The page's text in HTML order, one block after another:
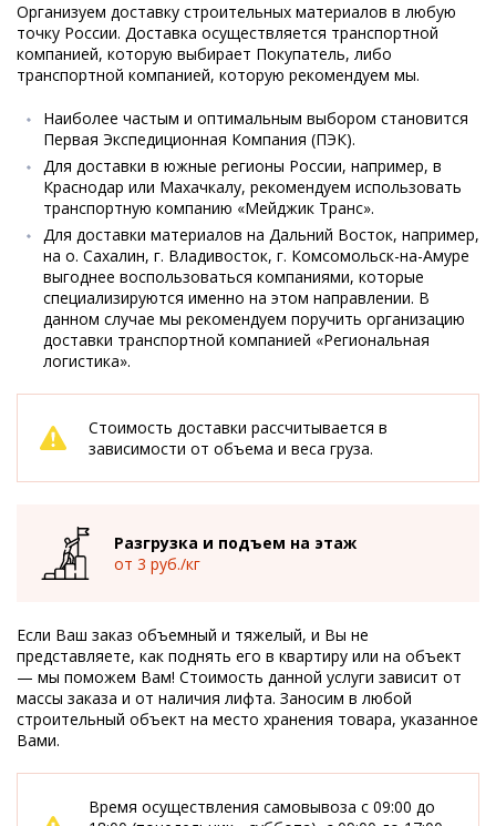
Организуем доставку строительных материалов в любую
точку России. Доставка осуществляется транспортной
компанией, которую выбирает Покупатель, либо
транспортной компанией, которую рекомендуем мы.
Наиболее частым и оптимальным выбором становится
Первая Экспедиционная Компания (ПЭК).
Для доставки в южные регионы России, например, в
Краснодар или Махачкалу, рекомендуем использовать
транспортную компанию «Мейджик Транс».
Для доставки материалов на Дальний Восток, например,
на о. Сахалин, г. Владивосток, г. Комсомольск-на-Амуре
выгоднее воспользоваться компаниями, которые
специализируются именно на этом направлении. В
данном случае мы рекомендуем поручить организацию
доставки транспортной компанией «Региональная
логистика».
Стоимость доставки рассчитывается в
зависимости от объема и веса груза.
Разгрузка и подъем на этаж
от 3 руб./кг
Если Ваш заказ объемный и тяжелый, и Вы не
представляете, как поднять его в квартиру или на объект
— мы поможем Вам! Стоимость данной услуги зависит от
массы заказа и от наличия лифта. Заносим в любой
строительный объект на место хранения товара, указанное
Вами.
Время осуществления самовывоза с 09:00 до